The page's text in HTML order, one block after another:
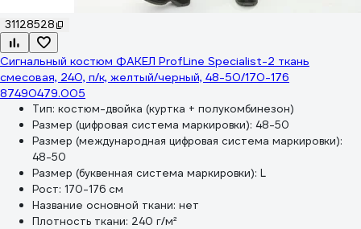
31128528
Сигнальный костюм ФАКЕЛ ProfLine Specialist-2 ткань
смесовая, 240, п/к, желтый/черный, 48-50/170-176
87490479.005
Тип: костюм-двойка (куртка + полукомбинезон)
Размер (цифровая система маркировки): 48-50
Размер (международная цифровая система маркировки):
48-50
Размер (буквенная система маркировки): L
Рост: 170-176 см
Название основной ткани: нет
Плотность ткани: 240 г/м²